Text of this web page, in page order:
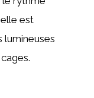
est
lumineuses